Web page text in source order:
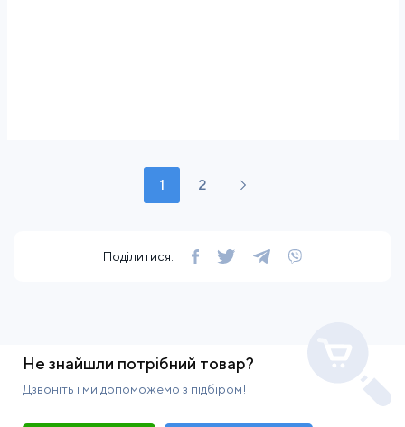
1 2
Поділитися:
Не знайшли потрібний товар?
Дзвоніть і ми допоможемо з підбіром!